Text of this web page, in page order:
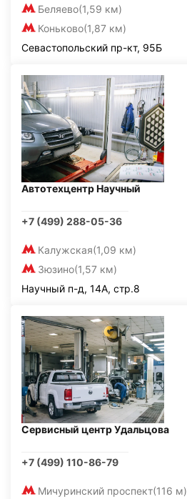
Беляево(1,59 км)
Коньково(1,87 км)
Севастопольский пр-кт, 95Б
Автотехцентр Научный
+7 (499) 288-05-36
Калужская(1,09 км)
Зюзино(1,57 км)
Научный п-д, 14А, стр.8
Сервисный центр Удальцова
+7 (499) 110-86-79
Мичуринский проспект(116 м)